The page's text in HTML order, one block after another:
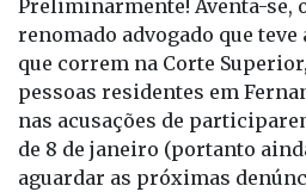
Preliminarmente! Aventa-se,
renomado advogado que teve
que correm na Corte
pessoas residentes em
nas acusações de
de 8 de janeiro (portanto
aguardar as próximas